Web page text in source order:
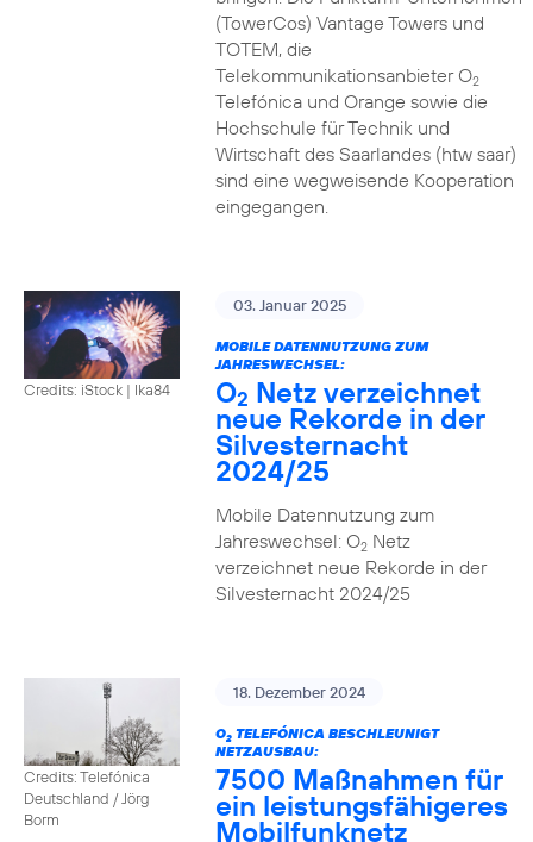
(TowerCos) Vantage Towers und
TOTEM, die
Telekommunikationsanbieter O2
Telefónica und Orange sowie die
Hochschule für Technik und
Wirtschaft des Saarlandes (htw saar)
sind eine wegweisende Kooperation
eingegangen.
Credits: iStock | Ika84
03. Januar 2025
MOBILE DATENNUTZUNG ZUM
JAHRESWECHSEL:
O2 Netz verzeichnet
neue Rekorde in der
Silvesternacht
2024/25
Mobile Datennutzung zum
Jahreswechsel: O2Netz
verzeichnet neue Rekorde in der
Silvesternacht 2024/25
Credits: Telefónica
Deutschland / Jörg
Borm
18. Dezember 2024
O2TELEFÓNICA BESCHLEUNIGT
NETZAUSBAU:
7500 Maßnahmen für
ein leistungsfähigeres
Mobilfunknetz